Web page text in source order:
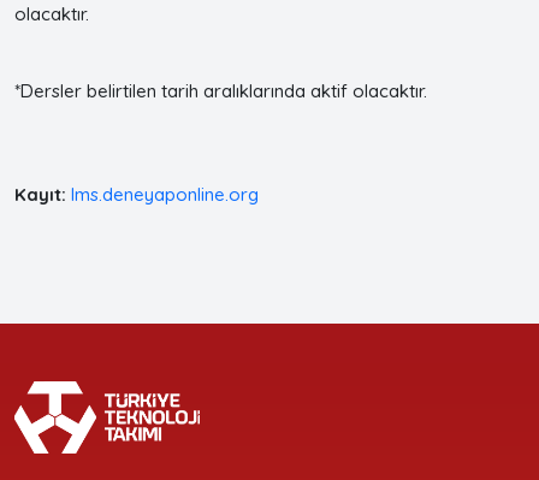
olacaktır.
*Dersler belirtilen tarih aralıklarında aktif olacaktır.
Kayıt: lms.deneyaponline.org